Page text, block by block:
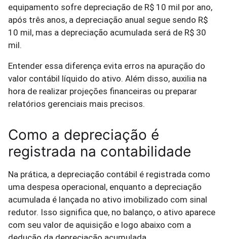
equipamento sofre depreciação de R$ 10 mil por ano,
após três anos, a depreciação anual segue sendo R$
10 mil, mas a depreciação acumulada será de R$ 30
mil.
Entender essa diferença evita erros na apuração do
valor contábil líquido do ativo. Além disso, auxilia na
hora de realizar projeções financeiras ou preparar
relatórios gerenciais mais precisos.
Como a depreciação é
registrada na contabilidade
Na prática, a depreciação contábil é registrada como
uma despesa operacional, enquanto a depreciação
acumulada é lançada no ativo imobilizado com sinal
redutor. Isso significa que, no balanço, o ativo aparece
com seu valor de aquisição e logo abaixo com a